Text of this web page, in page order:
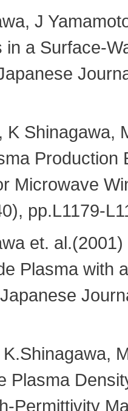
J
in a Surface-
K Shinagawa,
Production
Microwave
pp.L1179-
et. al.(2001)
Plasma with
Japanese
Plasma
Permittivity